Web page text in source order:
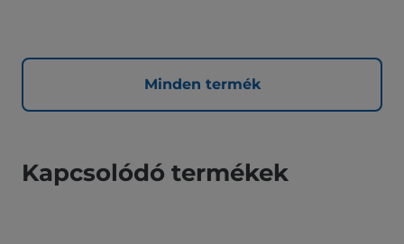
Minden termék
Kapcsolódó termékek